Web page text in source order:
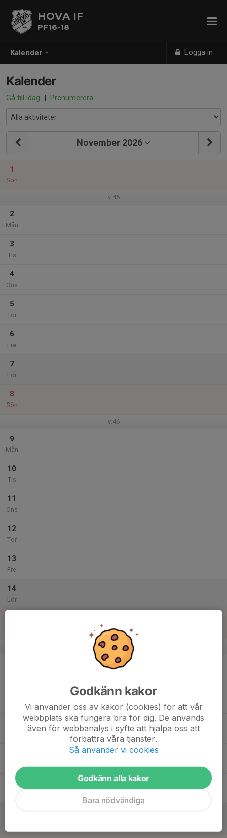
Kalender Logga in
HOVA IF
PF16-18
Kalender
Gå till idag | Prenumerera
November 2026
1
Sön
v.45
2
Mån
3
Tis
4
Ons
5
Tor
6
Fre
7
Lör
8
Sön
v.46
9
Mån
10
Tis
11
Ons
12
Tor
13
Fre
14
Lör
v.47
20
Godkänn kakor
Vi använder oss av kakor (cookies) för att vår
webbplats ska fungera bra för dig. De används
även för webbanalys i syfte att hjälpa oss att
förbättra våra tjänster.
Så använder vi cookies
Godkänn alla kakor
Bara nödvändiga